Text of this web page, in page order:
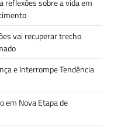
reflexões sobre a vida em
vai recuperar trecho
e Interrompe Tendência
em Nova Etapa de